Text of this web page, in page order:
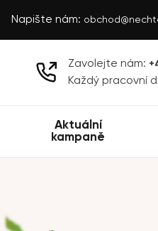
Napište nám:
Zavolejte nám:
Každý pracovní
Aktuální
kampaně